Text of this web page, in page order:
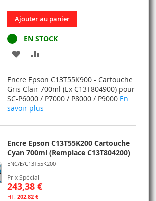
Ajouter au panier
EN STOCK
AJOUTER
MA
LISTE
D’ENVIE
COMPARATEUR
Encre Epson C13T55K900 - Cartouche
Gris Clair 700ml (Ex C13T804900) pour
SC-P6000 / P7000 / P8000 / P9000 En
savoir plus
Encre Epson C13T55K200 Cartouche
Cyan 700ml (Remplace C13T804200)
ENC/E/C13T55K200
Prix Spécial
243,38 €
202,82 €